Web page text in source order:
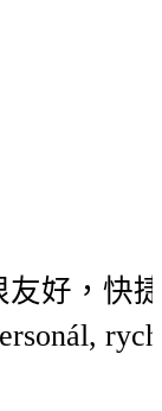
友好，快